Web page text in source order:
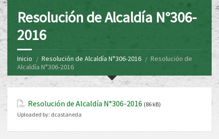
Resolución de Alcaldía N°306-
2016
Inicio Resolución de Alcaldía N°306-2016
Resolución de
Alcaldía N°306-2016
Resolución de Alcaldía N°306-2016 (86 kB)
Uploaded by: dcastaneda